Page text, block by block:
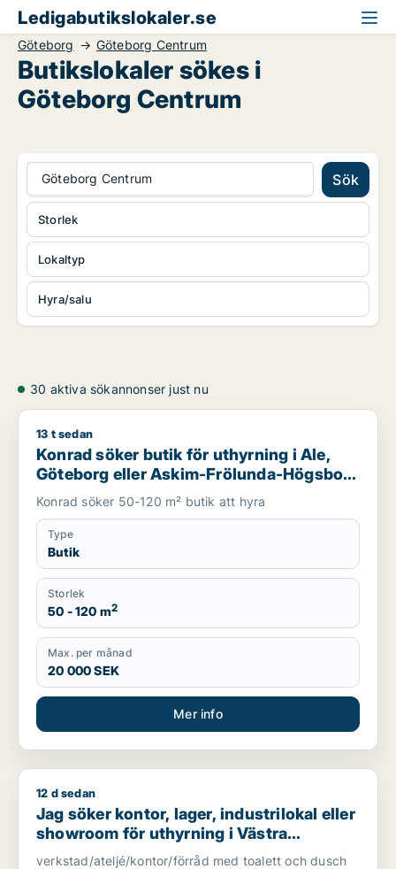
Ledigabutikslokaler.se
Göteborg Göteborg Centrum
Butikslokaler sökes i
Göteborg Centrum
Göteborg Centrum Sök
Lokaltyp
Hyra/salu
Storlek
30 aktiva sökannonser just nu
Konrad söker butik för uthyrning i Ale, Göteborg eller
13 t sedan
Konrad söker butik för uthyrning i Ale,
Göteborg eller Askim-Frölunda-Högsbo
m.fl.
Konrad söker 50-120 m² butik att hyra
Type
Butik
Storlek
50 - 120 m2
Max. per månad
20 000 SEK
Mer info
Jag söker kontor, lager, industrilokal eller showroom för
12 d sedan
Jag söker kontor, lager, industrilokal eller
showroom för uthyrning i Västra
Götaland
verkstad/ateljé/kontor/förråd med toalett och dusch